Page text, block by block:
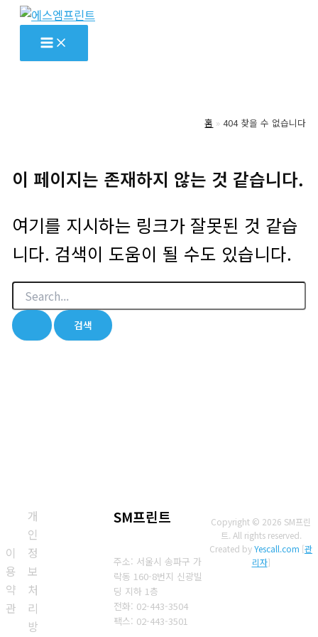
홈 404 찾을 수 없습니다
이 페이지는 존재하지 않는 것 같습니다.
여기를 지시하는 링크가 잘못된 것 같습
니다. 검색이 도움이 될 수도 있습니다.
검
대
상
이
용
약
관
개
인
정
보
처
리
방
SM프린트
주소: 서울시 송파구 가
락동 160-8번지 신광빌
딩 지하 1층
전화: 02-443-3504
팩스: 02-443-3501
Copyright © 2026 SM프린
트. All rights reserved.
Created byYescall.com [관
리자]